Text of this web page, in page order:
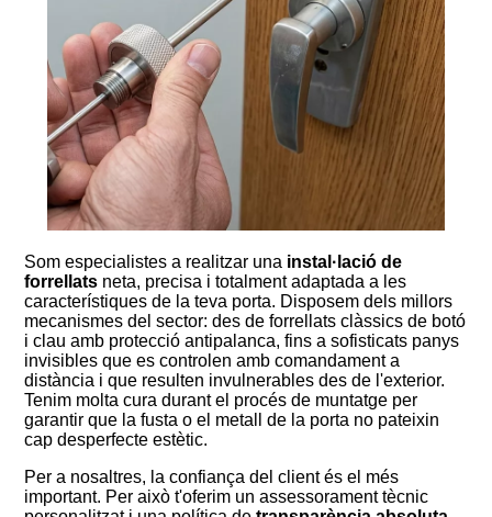
Som especialistes a realitzar una instal·lació de
forrellats neta, precisa i totalment adaptada a les
característiques de la teva porta. Disposem dels millors
mecanismes del sector: des de forrellats clàssics de botó
i clau amb protecció antipalanca, fins a sofisticats panys
invisibles que es controlen amb comandament a
distància i que resulten invulnerables des de l'exterior.
Tenim molta cura durant el procés de muntatge per
garantir que la fusta o el metall de la porta no pateixin
cap desperfecte estètic.
Per a nosaltres, la confiança del client és el més
important. Per això t'oferim un assessorament tècnic